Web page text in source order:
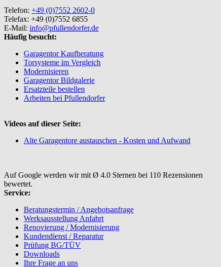
Telefon: +49 (0)7552 2602-0
Telefax: +49 (0)7552 6855
E-Mail: info@pfullendorfer.de
Häufig besucht:
Garagentor Kaufberatung
Torsysteme im Vergleich
Modernisieren
Garagentor Bildgalerie
Ersatzteile bestellen
Arbeiten bei Pfullendorfer
Videos auf dieser Seite:
Alte Garagentore austauschen - Kosten und Aufwand
Auf Google werden wir mit Ø 4.0 Sternen bei 110 Rezensionen
bewertet.
Service:
Beratungstermin / Angebotsanfrage
Werksausstellung Anfahrt
Renovierung / Modernisierung
Kundendienst / Reparatur
Prüfung BG/TÜV
Downloads
Ihre Frage an uns